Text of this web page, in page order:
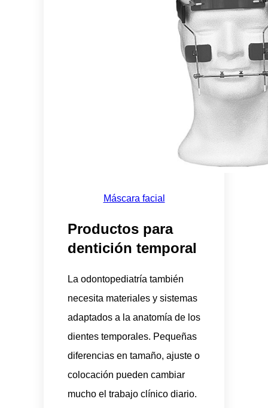
Máscara facial
Productos para
dentición temporal
La odontopediatría también
necesita materiales y sistemas
adaptados a la anatomía de los
dientes temporales. Pequeñas
diferencias en tamaño, ajuste o
colocación pueden cambiar
mucho el trabajo clínico diario.